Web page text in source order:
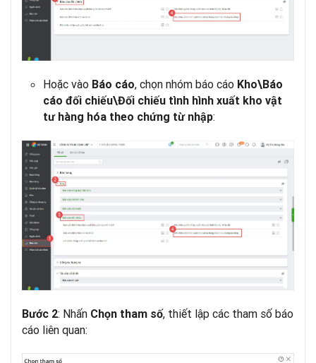
Hoặc vào Báo cáo, chọn nhóm báo cáo Kho\Báo
cáo đối chiếu\Đối chiếu tình hình xuất kho vật
tư hàng hóa theo chứng từ nhập:
Bước 2: Nhấn Chọn tham số, thiết lập các tham số báo
cáo liên quan: